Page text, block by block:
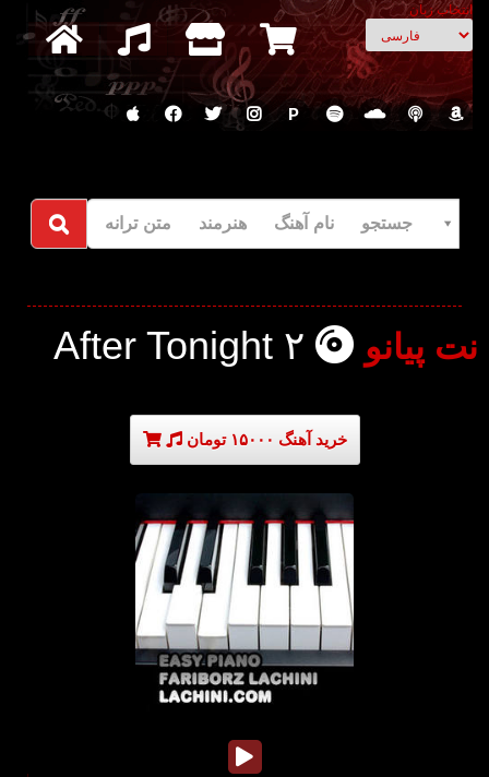
انتخاب زبان
P
جستجو نام آهنگ هنرمند متن ترانه
After Tonight ۲ نت پیانو
خرید آهنگ ۱۵۰۰۰ تومان